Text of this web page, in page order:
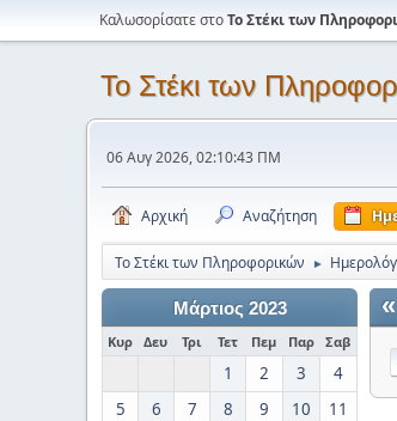
Καλωσορίσατε στοΤο Στέκι των
Το Στέκι των
06 Αυγ 2026, 02:10:43 ΠΜ
Αρχική Αναζήτηση
Το Στέκι των Πληροφορικών ►
Μάρτιος 2023
Κυρ Δευ Τρι Τετ Πεμ Παρ Σαβ
1 2 3
4
5
6 7 8 9 10
11
«